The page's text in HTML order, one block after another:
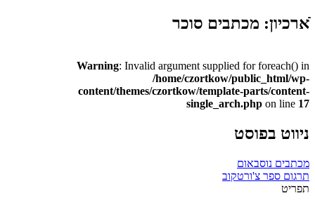
ֿארכיון: מכתבים סוכר
Warning: Invalid argument supplied for foreach() in
/home/czortkow/public_html/wp-
content/themes/czortkow/template-parts/content-
single_arch.php on line 17
ניווט בפוסט
מכתבים נוסבאום
תרגום ספר צ'ורטקוב
תפריט